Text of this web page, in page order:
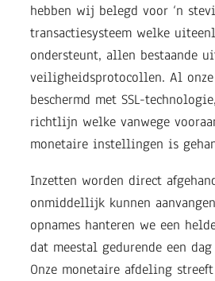
hebben wij belegd voor ‘n
transactiesysteem welke
ondersteunt, allen bestaande
veiligheidsprotocollen. Al
beschermd met SSL-
richtlijn welke vanwege
monetaire instellingen is
Inzetten worden direct
onmiddellijk kunnen
opnames hanteren we een
dat meestal gedurende een
Onze monetaire afdeling